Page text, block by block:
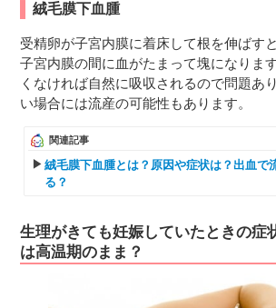
絨毛膜下血腫
受精卵が子宮内膜に着床して根を伸ばす
子宮内膜の間に血がたまって塊になりま
くなければ自然に吸収されるので問題あ
い場合には流産の可能性もあります。
関連記事
絨毛膜下血腫とは？原因や症状は？出血で
る？
生理がきても妊娠していたときの症
は高温期のまま？